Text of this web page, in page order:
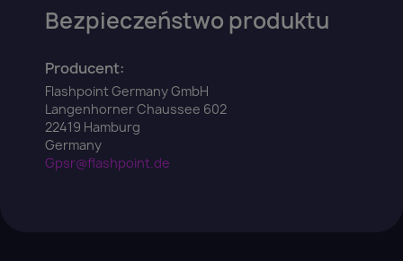
Bezpieczeństwo produktu
Producent:
Flashpoint Germany GmbH
Langenhorner Chaussee 602
22419 Hamburg
Germany
Gpsr@flashpoint.de